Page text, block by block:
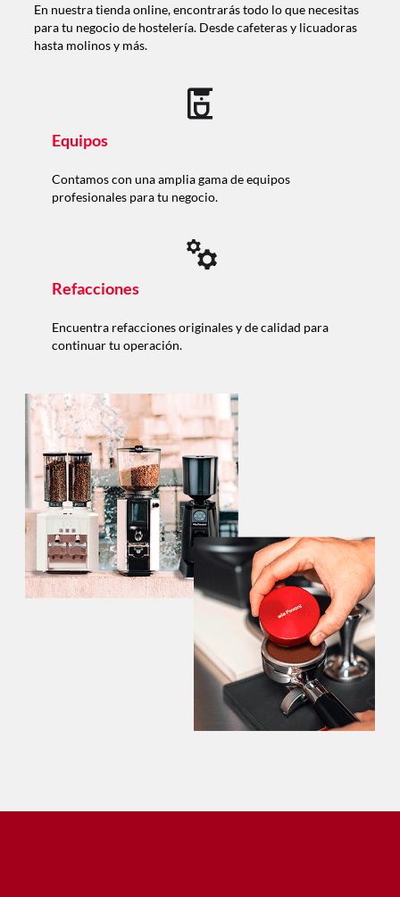
En nuestra tienda online, encontrarás todo lo que necesitas
para tu negocio de hostelería. Desde cafeteras y licuadoras
hasta molinos y más.
Equipos
Contamos con una amplia gama de equipos
profesionales para tu negocio.
Refacciones
Encuentra refacciones originales y de calidad para
continuar tu operación.